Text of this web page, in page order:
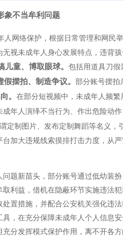
象不当牟利问题
人网络保护，根据日常管理和网民
视未成年人身心发展特点，违背
儿童、博取眼球。 包括用道具刀假
假摆拍、制造争议。 部分账号摆拍
。 在部分短视频中，未成年人频
年人演绎不当行为、作出危险动
定制图片、发布定制舞蹈等名义
加大违规线索摸排打击力度，从
题新苗头，部分账号通过低幼装
利益，借机在隐蔽环节实施违法
置措施，并配合公安机关强化违
，在充分保障未成年人个人信息
分发挥模式保护作用，离不开各